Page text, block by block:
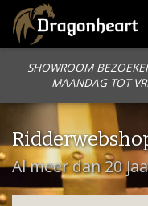
SHOWROOM
MAANDAG TOT
Al meer dan 20